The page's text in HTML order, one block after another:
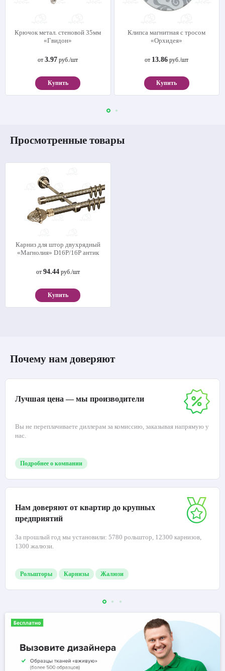
Крючок метал. стеновой 35мм
«Гвидон»
от3.97 руб./шт
Купить
Клипса магнитная с тросом
«Орхидея»
от 13.86 руб./шт
Купить
Просмотренные товары
Карниз для штор двухрядный
«Магнолия» D16Р/16Р антик
от 94.44руб./шт
Купить
Почему нам доверяют
Лучшая цена — мы производители
Вы не переплачиваете диллерам за комиссию, заказывая напрямую у
нас.
Подробнее о компании
Нам доверяют от квартир до крупных
предприятий
За прошлый год мы установили: 5780 рольштор, 12300 карнизов,
1300 жалюзи.
Рольшторы Карнизы Жалюзи